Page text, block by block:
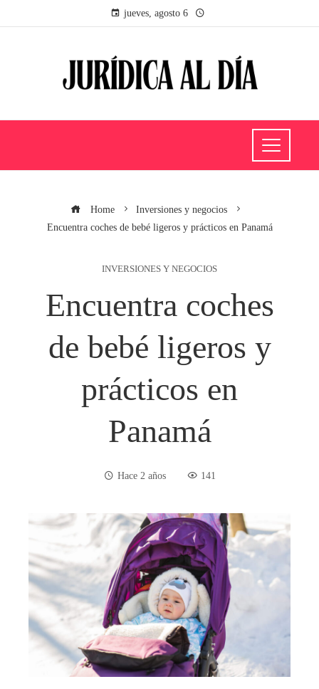
jueves, agosto 6
Home
Inversiones y negocios
Encuentra coches de bebé ligeros y prácticos en Panamá
INVERSIONES Y NEGOCIOS
Encuentra coches
de bebé ligeros y
prácticos en
Panamá
Hace 2 años 141